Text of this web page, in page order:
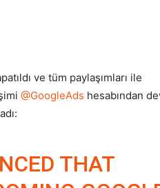
ve tüm paylaşımları ile
@GoogleAds hesabından
THAT